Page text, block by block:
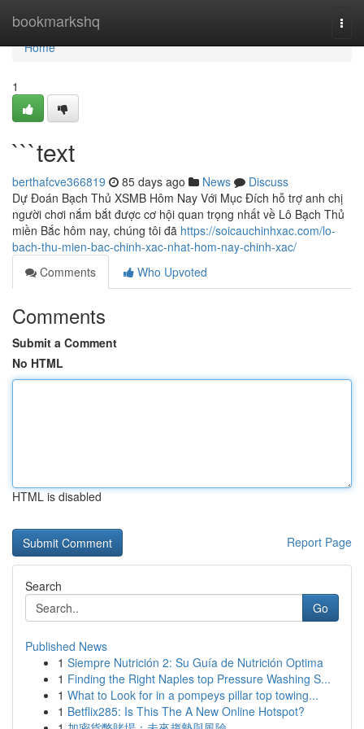
bookmarkshq
Home
Home
1
```text
berthafcve366819 85 days ago News
Discuss
Dự Đoán Bạch Thủ XSMB Hôm Nay Với Mục Đích hỗ trợ anh chị
người chơi nắm bắt được cơ hội quan trọng nhất về Lô Bạch Thủ
miền Bắc hôm nay, chúng tôi đã https://soicauchinhxac.com/lo-
bach-thu-mien-bac-chinh-xac-nhat-hom-nay-chinh-xac/
Comments
Who Upvoted
Comments
Submit a Comment
No HTML
HTML is disabled
Report Page
Search
Go
Published News
1 Siempre Nutrición 2: Su Guía de Nutrición Optima
1 Finding the Right Naples top Pressure Washing S...
1 What to Look for in a pompeys pillar top towing...
1 Betflix285: Is This The A New Online Hotspot?